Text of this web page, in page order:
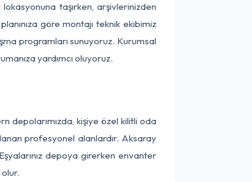
taşırken, arşivlerinizden
göre montajı teknik ekibimiz
programları sunuyoruz. Kurumsal
yardımcı oluyoruz.
depolarımızda, kişiye özel kilitli oda
profesyonel alanlardır. Aksaray
depoya girerken envanter